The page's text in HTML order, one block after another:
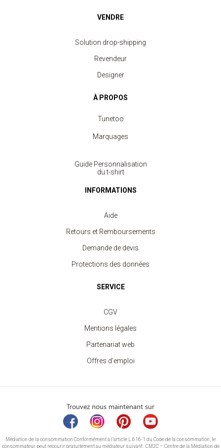
VENDRE
Solution drop-shipping
Revendeur
Designer
À PROPOS
Tunetoo
Marquages
Guide Personnalisation
du t-shirt
INFORMATIONS
Aide
Retours et Remboursements
Demande de devis
Protections des données
SERVICE
CGV
Mentions légales
Partenariat web
Offres d'emploi
Trouvez nous maintenant sur
Médiation de la consommation Conformément à l’article L.616-1 du Code de la consommation, le
consommateur peut recourir gratuitement au médiateur suivant : CM2C – Centre de la Médiation de